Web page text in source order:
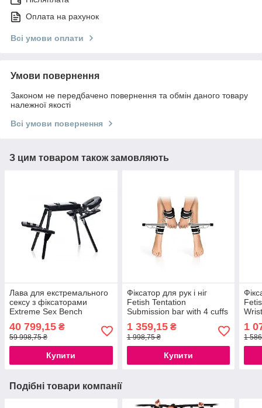
Оплата на рахунок
Всі умови оплати
Умови повернення
Законом не передбачено повернення та обмін даного товару
належної якості
Всі умови повернення
З цим товаром також замовляють
Лава для екстремального
сексу з фіксаторами
Extreme Sex Bench
777Store.com.ua
40 799,15 ₴
59 998,75 ₴
Купити
Фіксатор для рук і ніг
Fetish Tentation
Submission bar with 4 cuffs
777Store.com.ua
1 359,15₴
1 998,75 ₴
Купити
1
1
Подібні товари компанії